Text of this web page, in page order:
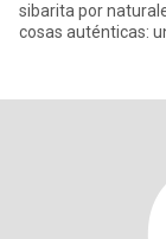
sibarita por
cosas auténticas: